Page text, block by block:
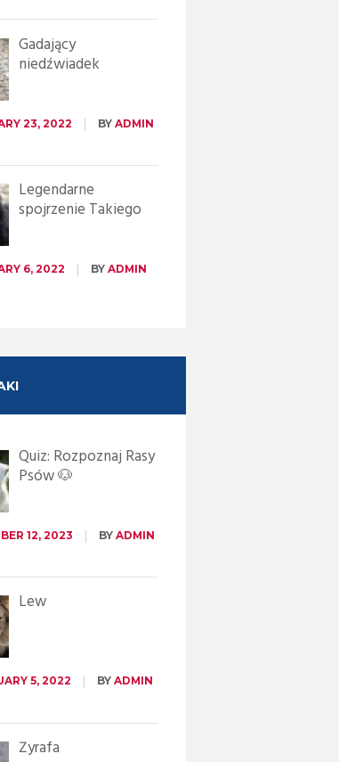
Gadający
niedźwiadek
23, 2022 BY ADMIN
Legendarne
spojrzenie Takiego
6, 2022 BY ADMIN
Quiz: Rozpoznaj Rasy
Psów 🐶
12, 2023 BY ADMIN
Lew
5, 2022 BY ADMIN
Żyrafa